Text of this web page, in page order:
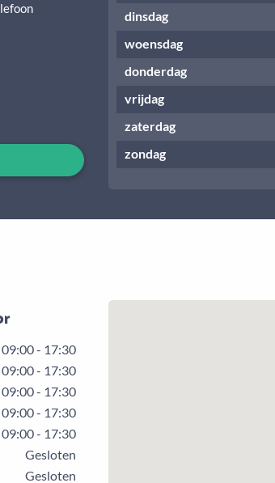
dinsdag
woensdag
donderdag
vrijdag
zaterdag
zondag
09:00 - 17:30
09:00 - 17:30
09:00 - 17:30
09:00 - 17:30
09:00 - 17:30
Gesloten
Gesloten